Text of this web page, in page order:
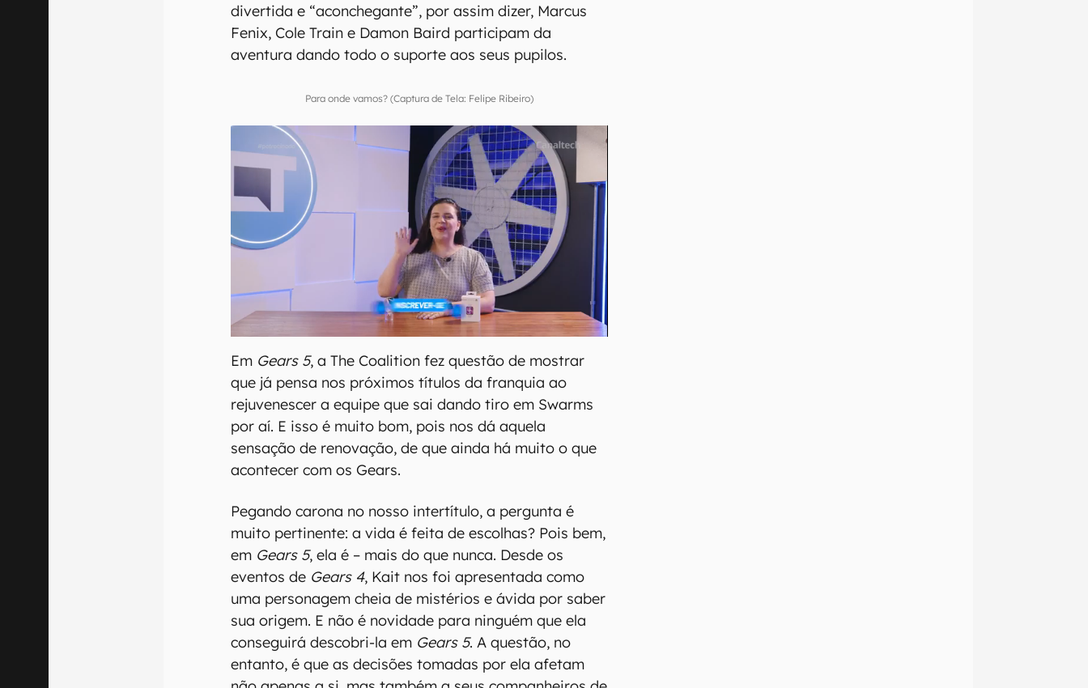
divertida e “aconchegante”, por assim dizer, Marcus
Fenix, Cole Train e Damon Baird participam da
aventura dando todo o suporte aos seus pupilos.
Para onde vamos? (Captura de Tela: Felipe Ribeiro)
Em Gears 5, a The Coalition fez questão de mostrar
que já pensa nos próximos títulos da franquia ao
rejuvenescer a equipe que sai dando tiro em Swarms
por aí. E isso é muito bom, pois nos dá aquela
sensação de renovação, de que ainda há muito o que
acontecer com os Gears.
Pegando carona no nosso intertítulo, a pergunta é
muito pertinente: a vida é feita de escolhas? Pois bem,
em Gears 5, ela é – mais do que nunca. Desde os
eventos de Gears 4, Kait nos foi apresentada como
uma personagem cheia de mistérios e ávida por saber
sua origem. E não é novidade para ninguém que ela
conseguirá descobri-la em Gears 5. A questão, no
entanto, é que as decisões tomadas por ela afetam